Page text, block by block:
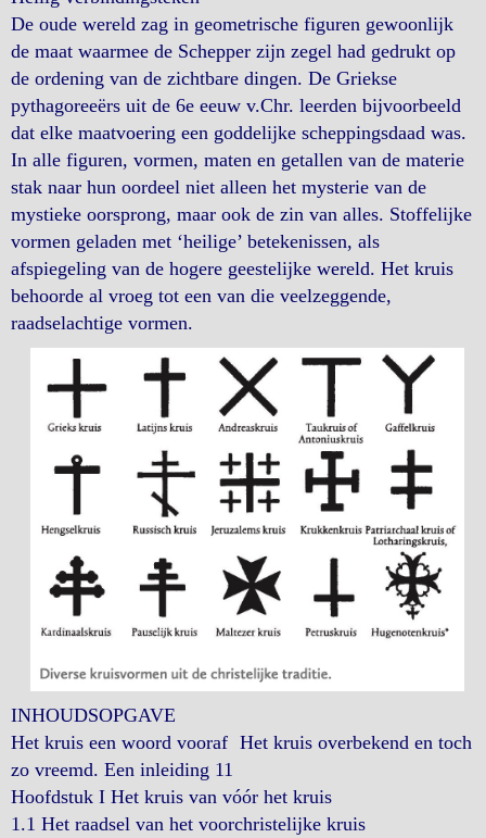
De oude wereld zag in geometrische figuren gewoonlijk
de maat waarmee de Schepper zijn zegel had gedrukt op
de ordening van de zichtbare dingen. De Griekse
pythagoreeërs uit de 6e eeuw v.Chr. leerden bijvoorbeeld
dat elke maatvoering een goddelijke scheppingsdaad was.
In alle figuren, vormen, maten en getallen van de materie
stak naar hun oordeel niet alleen het mysterie van de
mystieke oorsprong, maar ook de zin van alles. Stoffelijke
vormen geladen met ‘heilige’ betekenissen, als
afspiegeling van de hogere geestelijke wereld. Het kruis
behoorde al vroeg tot een van die veelzeggende,
raadselachtige vormen.
INHOUDSOPGAVE
Het kruis een woord vooraf Het kruis overbekend en toch
zo vreemd. Een inleiding 11
Hoofdstuk I Het kruis van vóór het kruis
1.1 Het raadsel van het voorchristelijke kruis